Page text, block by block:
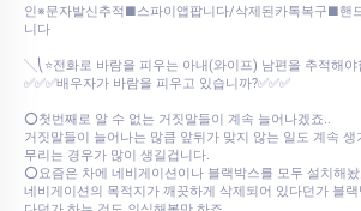
인※문자발신추적■스파이앱팝니다/삭제된카톡복구■핸
니다
╲⎝⭐전화로 바람을 피우는 아내(와이프) 남편을 추적해야
✅✅✅배우자가 바람을 피우고 있습니까?✅✅✅
⭕첫번째로 알 수 없는 거짓말들이 계속 늘어나겠죠..
거짓말들이 늘어나는 많큼 앞뒤가 맞지 않는 일도 계속 생
무리는 경우가 많이 생길겁니다.
⭕요즘은 차에 네비게이션이나 블랙박스를 모두 설치해놨
네비게이션의 목적지가 깨끗하게 삭제되어 있다던가 블